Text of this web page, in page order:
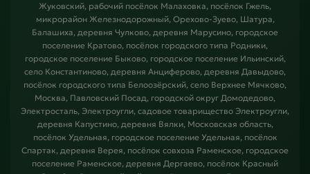
Жуковский, рабочий посёлок Малаховка, посёлок Гжель,
микрорайон Железнодорожный, Орехово-Зуево, Шатура,
Балашиха, деревня Чулково, деревня Марусино, городское
поселение Кратово, посёлок городского типа Родники,
городское поселение Быково, городское поселение Ильинский,
село Константиново, деревня Анциферово, деревня Давыдово,
посёлок городского типа Белоозёрский, село Верхнее Мячково,
Москва, Павловский Посад, городской округ Домодедово,
Электросталь, Электроугли, садовое товарищество Электроугли,
деревня Капустино, деревня Вялки, Московская область,
посёлок Удельная, городское поселение Удельная, посёлок
Спартак, деревня Верея, посёлок совхоза Раменское, городское
поселение Раменское, деревня Дергаево, посёлок Красный